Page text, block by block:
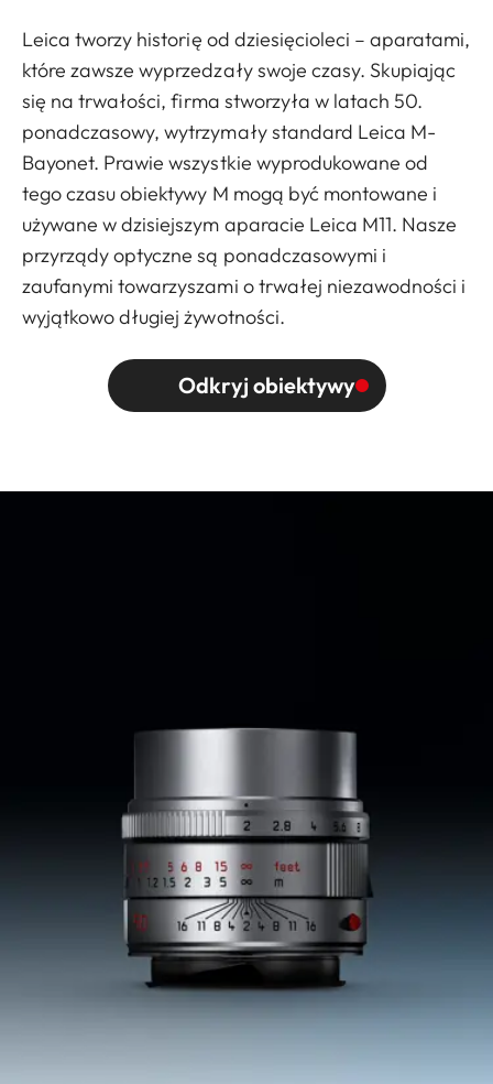
Leica tworzy historię od dziesięcioleci – aparatami,
które zawsze wyprzedzały swoje czasy. Skupiając
się na trwałości, firma stworzyła w latach 50.
ponadczasowy, wytrzymały standard Leica M-
Bayonet. Prawie wszystkie wyprodukowane od
tego czasu obiektywy M mogą być montowane i
używane w dzisiejszym aparacie Leica M11. Nasze
przyrządy optyczne są ponadczasowymi i
zaufanymi towarzyszami o trwałej niezawodności i
wyjątkowo długiej żywotności.
Odkryj obiektywy